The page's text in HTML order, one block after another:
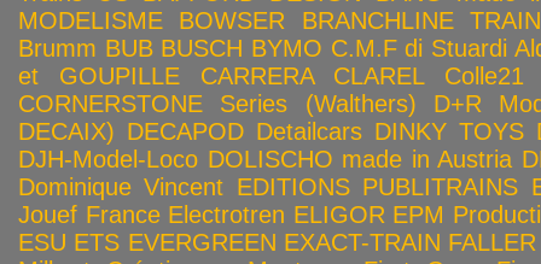
MODELISME
BOWSER
BRANCHLINE
Brumm BUB BUSCH BYMO C.M.F di Stuardi
et GOUPILLE
CARRERA CLAREL
Colle21
CORNERSTONE Series (Walthers)
D+R
DECAIX) DECAPOD Detailcars DINKY TOYS
DJH-Model-Loco DOLISCHO made in Austria
Dominique Vincent EDITIONS PUBLITRAINS
Jouef France Electrotren ELIGOR EPM
ESU ETS EVERGREEN EXACT-TRAIN FALLER